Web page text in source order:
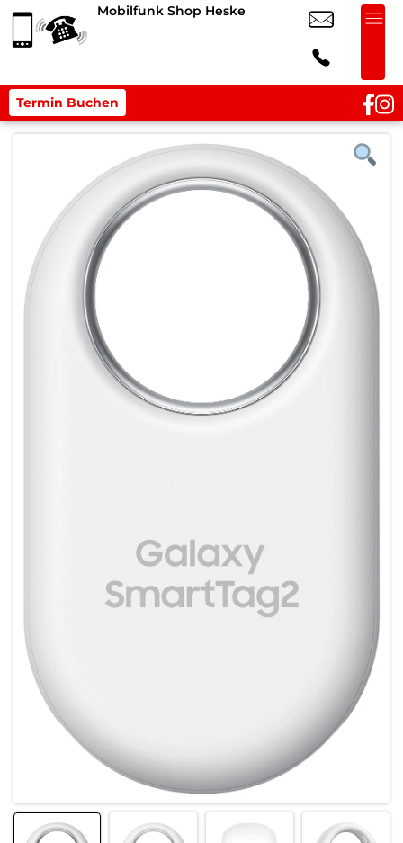
Mobilfunk Shop Heske
Termin Buchen